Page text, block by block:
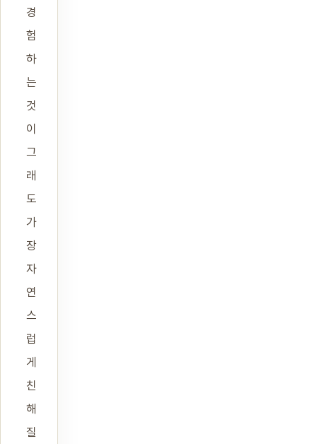
경
험
하
는
것
이
그
래
도
가
장
자
연
스
럽
게
친
해
질